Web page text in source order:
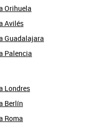
Orihuela
Avilés
Guadalajara
Palencia
Londres
Berlín
Roma